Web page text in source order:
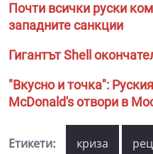
Почти всички руски
западните санкции
Гигантът Shell
"Вкусно и точка":
McDonald's отвори в
Етикети: криза